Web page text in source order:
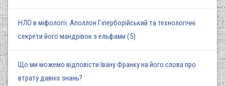
НЛО в міфології: Аполлон Гіперборійський та технологічні
секрети його мандрівок з ельфами (5)
Що ми можемо відповісти Івану Франку на його слова про
втрату давніх знань?